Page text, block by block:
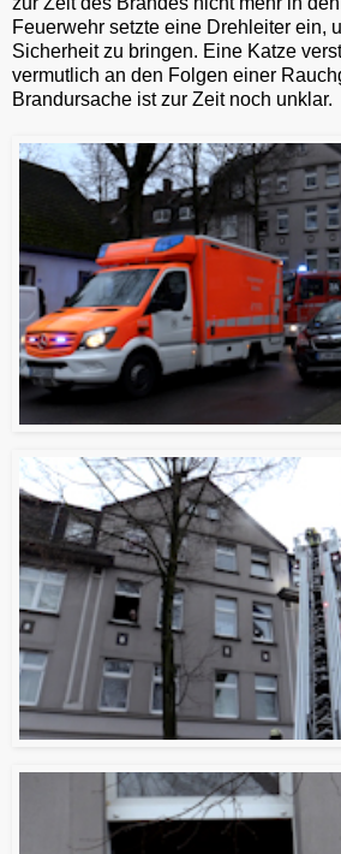
Feuerwehr setzte eine Drehleiter ein,
Sicherheit zu bringen. Eine Katze
vermutlich an den Folgen einer
Brandursache ist zur Zeit noch unklar.